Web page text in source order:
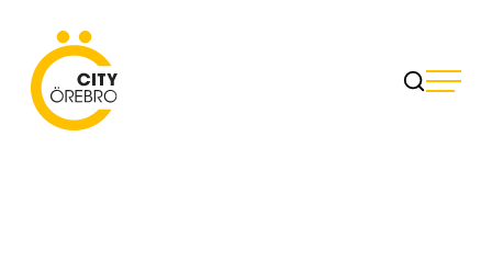
content
City Örebro